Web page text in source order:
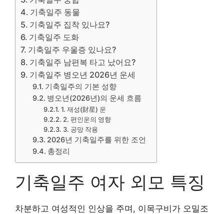
기축일주 동물
기축일주 집착 있나요?
기축일주 도화
기축일주 우울증 있나요?
기축일주 남편복 타고 났어요?
기축일주 병오년 2026년 운세
기축일주의 기본 성향
병오년(2026년)의 운세 흐름
1. 재성(財星) 운
2. 편인운의 영향
3. 공망 작용
2026년 기축일주를 위한 조언
총정리
기축일주 여자 외모 특징
차분하고 여성적인 인상을 주며, 이목구비가 오밀조